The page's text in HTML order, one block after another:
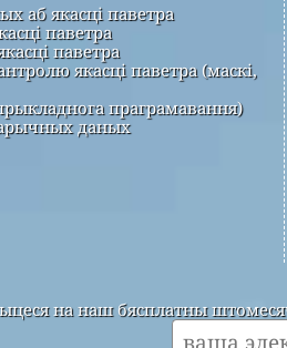
аб якасці паветра
паветра
паветра
якасці паветра (маскі,
праграмавання)
даных
на наш бясплатны